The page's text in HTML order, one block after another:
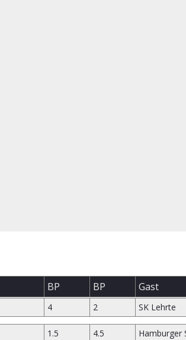
BP BP Gast
4 2 SK Lehrte
1.5 4.5 Hamburger